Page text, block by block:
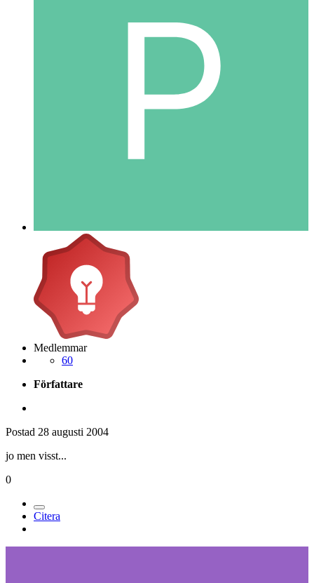
Medlemmar
60
Författare
Postad 28 augusti 2004
jo men visst...
0
Citera